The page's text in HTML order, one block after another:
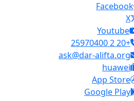
Facebook
X
Youtube
+20 2 25970400
ask@dar-alifta.org
huawei
App Store
Google Play